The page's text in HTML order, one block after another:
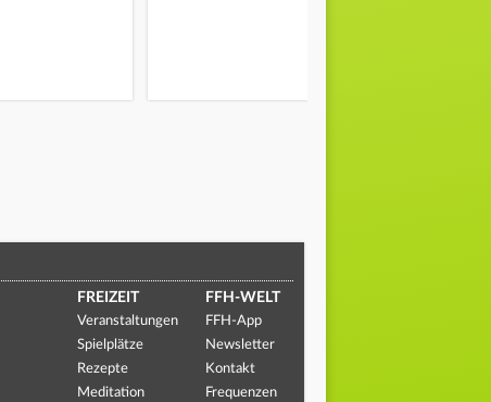
FREIZEIT
Veranstaltungen
Spielplätze
Rezepte
Meditation
FFH-WELT
FFH-App
Newsletter
Kontakt
Frequenzen